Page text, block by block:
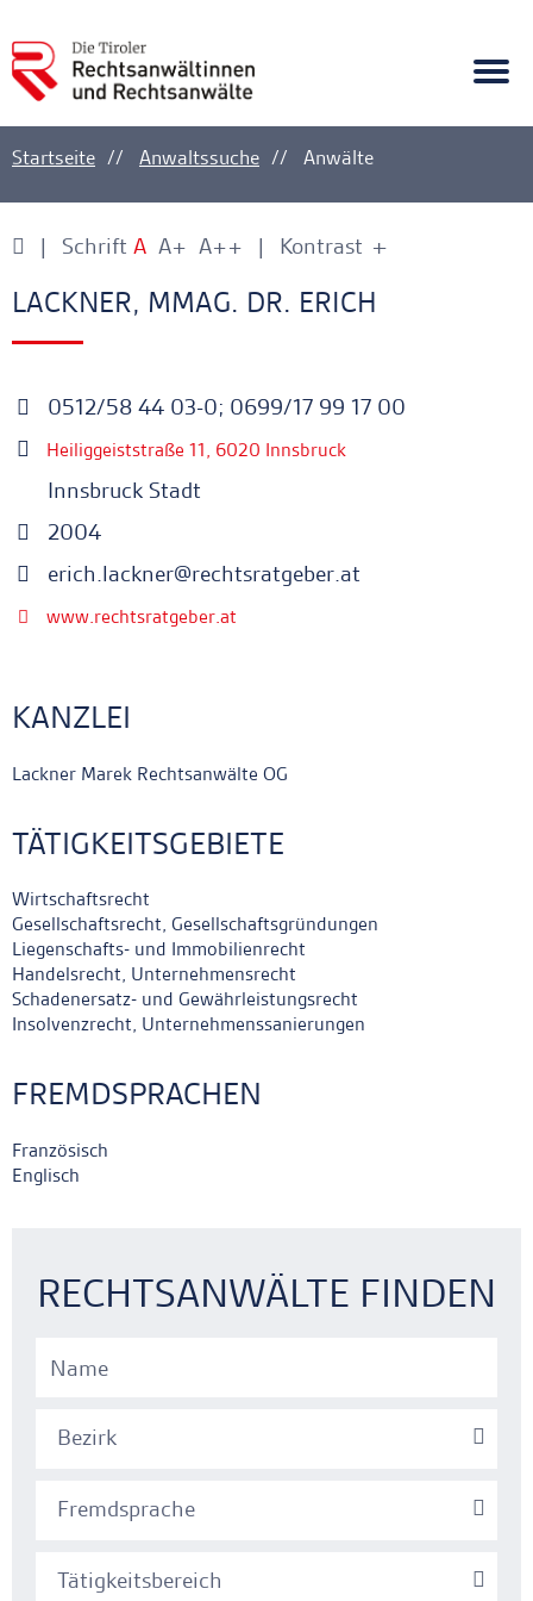
Ankerlink
Startseite Anwaltssuche Anwälte
Schrift A A+ A++ Kontrast +
-
Ankerlink
LACKNER, MMAG. DR. ERICH
0512/58 44 03-0; 0699/17 99 17 00
Heiliggeiststraße 11, 6020 Innsbruck
Innsbruck Stadt
2004
erich.lackner@rechtsratgeber.at
www.rechtsratgeber.at
KANZLEI
Lackner Marek Rechtsanwälte OG
TÄTIGKEITSGEBIETE
Wirtschaftsrecht
Gesellschaftsrecht, Gesellschaftsgründungen
Liegenschafts- und Immobilienrecht
Handelsrecht, Unternehmensrecht
Schadenersatz- und Gewährleistungsrecht
Insolvenzrecht, Unternehmenssanierungen
FREMDSPRACHEN
Französisch
Englisch
RECHTSANWÄLTE FINDEN
Bezirk
Fremdsprache
Tätigkeitsbereich